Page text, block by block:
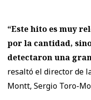
“Este hito es muy
por la cantidad,
detectaron una
resaltó el director de
Montt, Sergio Toro-